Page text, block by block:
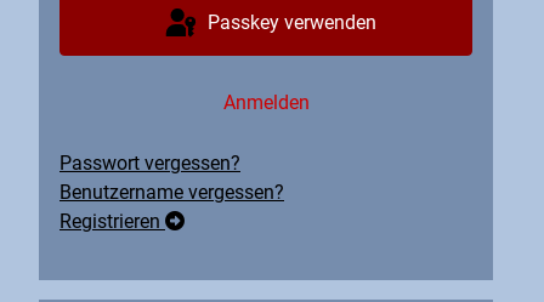
Passkey verwenden
Anmelden
Passwort vergessen?
Benutzername vergessen?
Registrieren